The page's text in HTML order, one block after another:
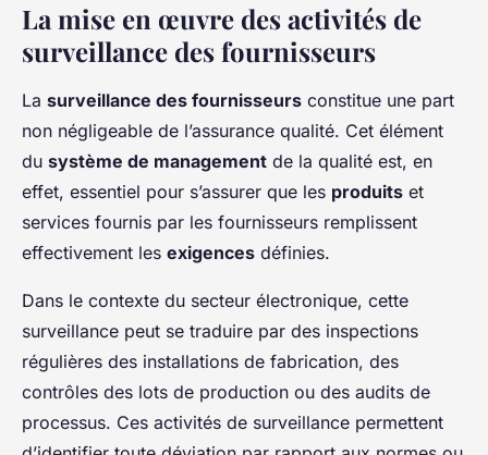
La mise en œuvre des activités de
surveillance des fournisseurs
La surveillance des fournisseurs constitue une part
non négligeable de l’assurance qualité. Cet élément
du système de management de la qualité est, en
effet, essentiel pour s’assurer que les produits et
services fournis par les fournisseurs remplissent
effectivement les exigences définies.
Dans le contexte du secteur électronique, cette
surveillance peut se traduire par des inspections
régulières des installations de fabrication, des
contrôles des lots de production ou des audits de
processus. Ces activités de surveillance permettent